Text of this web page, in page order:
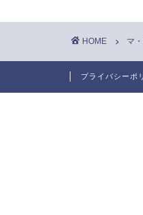
HOME マ
プライバシーポ